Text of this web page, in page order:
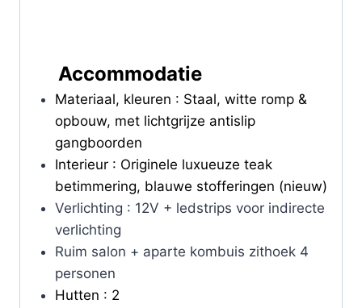
Accommodatie
Materiaal, kleuren : Staal, witte romp &
opbouw, met lichtgrijze antislip
gangboorden
Interieur : Originele luxueuze teak
betimmering, blauwe stofferingen (nieuw)
Verlichting : 12V + ledstrips voor indirecte
verlichting
Ruim salon + aparte kombuis zithoek 4
personen
Hutten : 2